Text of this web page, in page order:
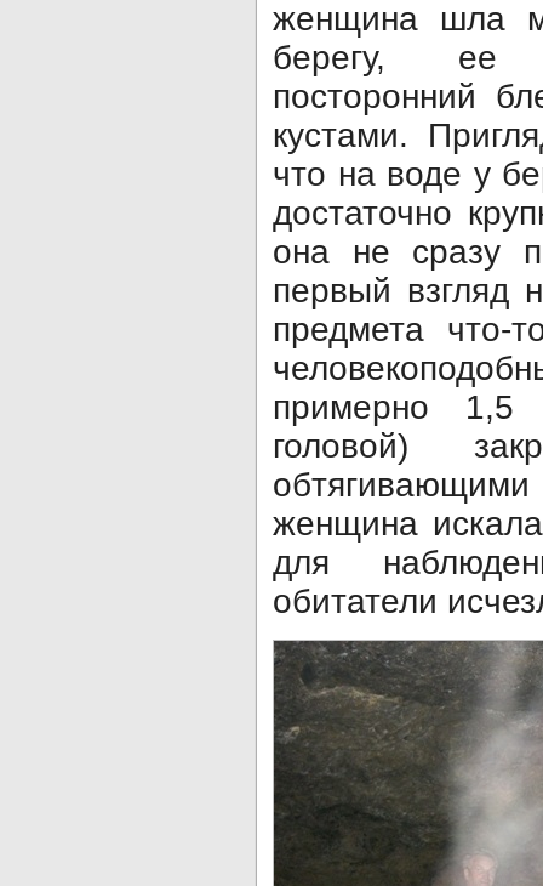
женщина шла
берегу, ее
посторонний
кустами.
что на воде у
достаточно
она не сразу
первый взгляд
предмета что-
примерно 1,5
головой)
женщина
для
обитатели